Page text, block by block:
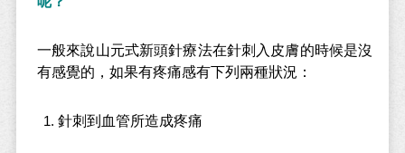
一般來說山元式新頭針療法在針刺入皮膚的時候是沒
有感覺的，如果有疼痛感有下列兩種狀況：
針刺到血管所造成疼痛